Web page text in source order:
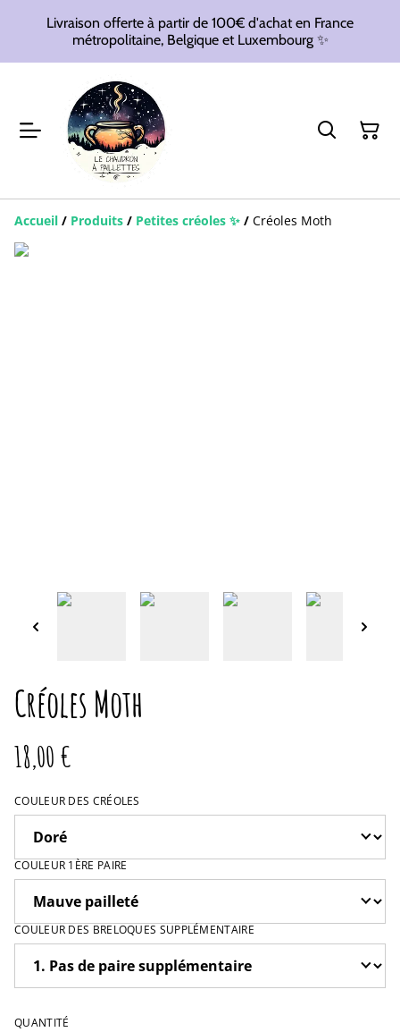
Livraison offerte à partir de 100€ d'achat en France
métropolitaine, Belgique et Luxembourg ✨
Accueil / Produits / Petites créoles ✨ / Créoles Moth
Créoles Moth
18,00 €
COULEUR DES CRÉOLES
COULEUR 1ÈRE PAIRE
COULEUR DES BRELOQUES SUPPLÉMENTAIRE
QUANTITÉ